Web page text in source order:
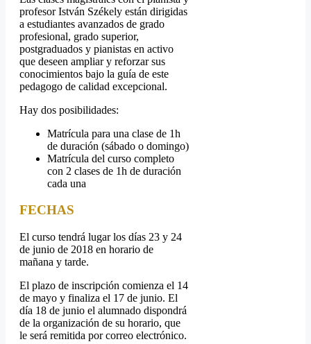
profesor István Székely están dirigidas
a estudiantes avanzados de grado
profesional, grado superior,
postgraduados y pianistas en activo
que deseen ampliar y reforzar sus
conocimientos bajo la guía de este
pedagogo de calidad excepcional.
Hay dos posibilidades:
Matrícula para una clase de 1h
de duración (sábado o domingo)
Matrícula del curso completo
con 2 clases de 1h de duración
cada una
FECHAS
El curso tendrá lugar los días 23 y 24
de junio de 2018 en horario de
mañana y tarde.
El plazo de inscripción comienza el 14
de mayo y finaliza el 17 de junio. El
día 18 de junio el alumnado dispondrá
de la organización de su horario, que
le será remitida por correo electrónico.